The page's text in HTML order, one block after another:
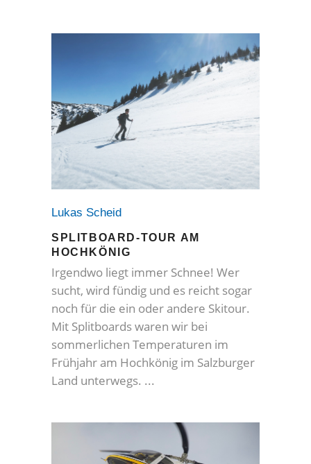
Lukas Scheid
SPLITBOARD-TOUR AM
HOCHKÖNIG
Irgendwo liegt immer Schnee! Wer
sucht, wird fündig und es reicht sogar
noch für die ein oder andere Skitour.
Mit Splitboards waren wir bei
sommerlichen Temperaturen im
Frühjahr am Hochkönig im Salzburger
Land unterwegs.